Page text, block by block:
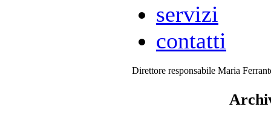
servizi
contatti
Direttore responsabile Maria